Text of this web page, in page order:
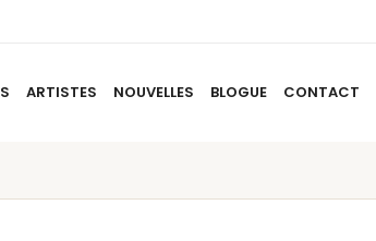
ARTISTES NOUVELLES BLOGUE CONTACT